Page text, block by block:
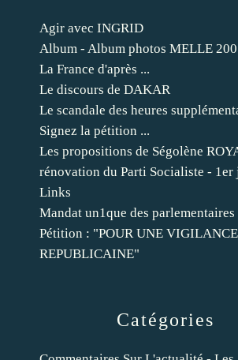
Catégories
Agir avec INGRID
Album - Album photos MELLE
La France d'après ...
Le discours de DAKAR
Le scandale des heures
Signez la pétition ...
Les propositions de Ségolène
rénovation du Parti Socialiste - 1er
Links
Mandat un1que des parlementaires
Pétition : "POUR UNE VIGILANCE
REPUBLICAINE"